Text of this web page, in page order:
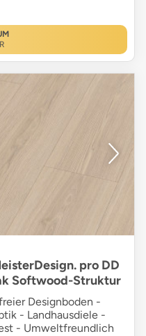
pro DD
Softwood-Struktur
Designboden -
- Landhausdiele -
- Umweltfreundlich